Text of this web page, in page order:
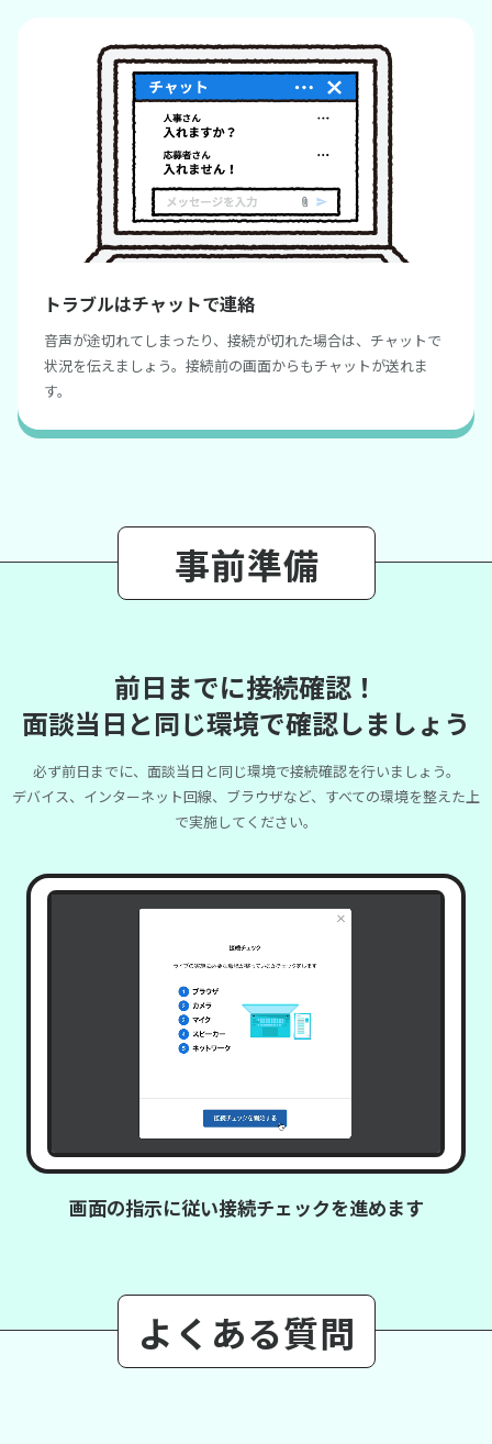
トラブルはチャットで連絡
音声が途切れてしまったり、接続が切れた場合は、チャットで
状況を伝えましょう。接続前の画面からもチャットが送れま
す。
事前準備
前日までに接続確認！
面談当日と同じ環境で確認しましょう
必ず前日までに、面談当日と同じ環境で接続確認を行いましょう。
デバイス、インターネット回線、ブラウザなど、すべての環境を整えた上
で実施してください。
画面の指示に従い接続チェックを進めます
よくある質問